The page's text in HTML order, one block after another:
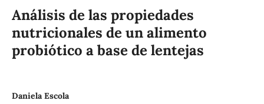
Análisis de las propiedades
nutricionales de un alimento
probiótico a base de lentejas
Daniela Escola